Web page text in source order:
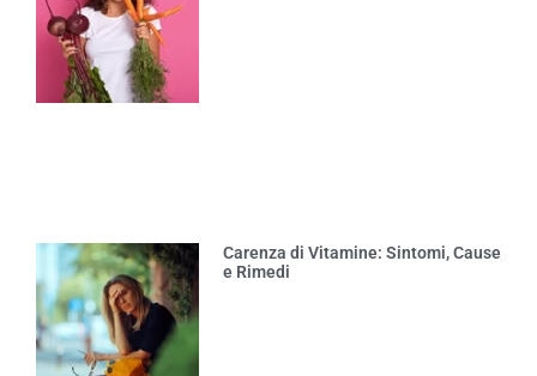
Carenza di Vitamine: Sintomi, Cause
e Rimedi